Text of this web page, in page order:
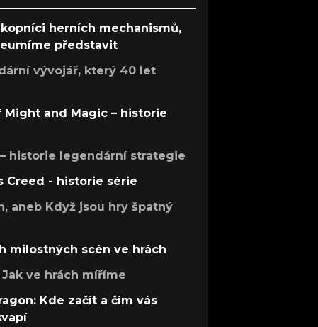
herních mechanismů,
představit
vývojář, který 40 let
Might and Magic – historie
historie legendární strategie
Creed - historie série
aneb Když jsou hry špatný
milostných scén ve hrách
ve hrách míříme
Kde začít a čím vás